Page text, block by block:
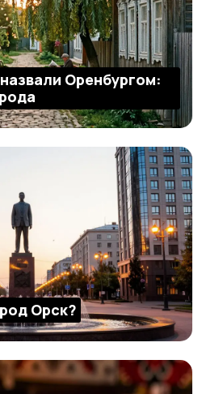
Оренбургом:
Орск?